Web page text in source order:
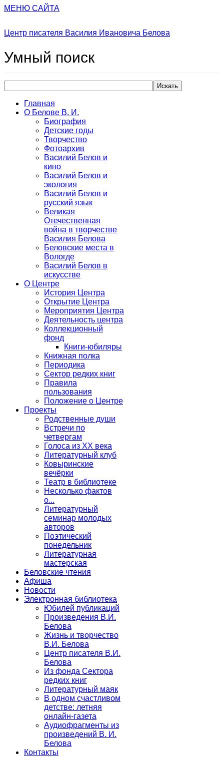
МЕНЮ САЙТА
Центр писателя Василия Ивановича Белова
Умный поиск
Искать
Главная
О Белове В. И.
Биография
Детские годы
Творчество
Фотоархив
Василий Белов и
кино
Василий Белов и
экология
Василий Белов и
русский язык
Великая
Отечественная
война в творчестве
Василия Белова
Беловские места в
Вологде
Василий Белов в
искусстве
О Центре
История Центра
Открытие Центра
Мероприятия Центра
Деятельность центра
Коллекционный
фонд
Книги-юбиляры
Книжная полка
Периодика
Сектор редких книг
Правила
пользования
Положение о Центре
Проекты
Родственные души
Встречи по
четвергам
Голоса из ХХ века
Литературный клуб
Ковыринские
вечёрки
Театр в библиотеке
Несколько фактов
о...
Литературный
семинар молодых
авторов
Поэтический
понедельник
Литературная
мастерская
Беловские чтения
Афиша
Новости
Электронная библиотека
Юбилей публикаций
Произведения В.И.
Белова
Жизнь и творчество
В.И. Белова
Центр писателя В.И.
Белова
Из фонда Сектора
редких книг
Литературный маяк
В одном счастливом
детстве: летняя
онлайн-газета
Аудиофрагменты из
произведений В. И.
Белова
Контакты